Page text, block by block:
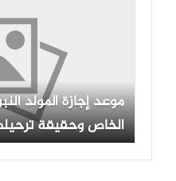
الخاص وحقيقة